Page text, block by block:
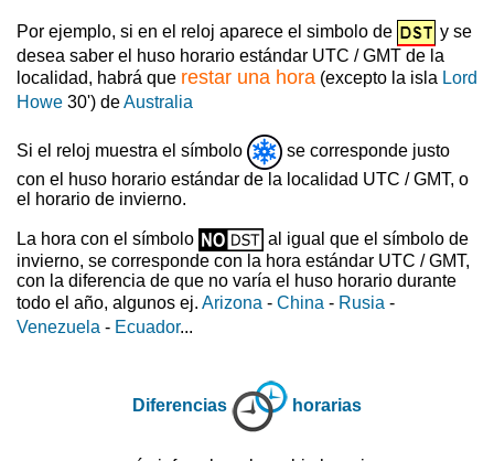
Por ejemplo, si en el reloj aparece el simbolo de
y se
desea saber el huso horario estándar UTC / GMT de la
localidad, habrá que restar una hora (excepto la isla Lord
Howe 30') deAustralia
Si el reloj muestra el símbolo
se corresponde justo
con el huso horario estándar de la localidad UTC / GMT, o
el horario de invierno.
La hora con el símbolo
al igual que el símbolo de
invierno, se corresponde con la hora estándar UTC / GMT,
con la diferencia de que no varía el huso horario durante
todo el año, algunos ej. Arizona - China - Rusia -
Venezuela - Ecuador...
Diferencias horarias